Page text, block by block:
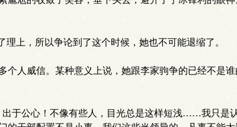
上，所以争论到了这个时候，她也不可能退缩了。
人威信。某种意义上说，她跟李家驹争的已经不是
于公心！不像有些人，目光总是这样短浅……我只是